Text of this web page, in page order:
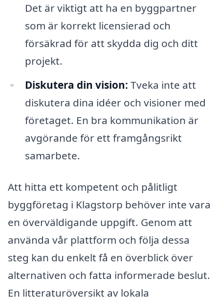
Det är viktigt att ha en byggpartner
som är korrekt licensierad och
försäkrad för att skydda dig och ditt
projekt.
Diskutera din vision: Tveka inte att
diskutera dina idéer och visioner med
företaget. En bra kommunikation är
avgörande för ett framgångsrikt
samarbete.
Att hitta ett kompetent och pålitligt
byggföretag i Klagstorp behöver inte vara
en överväldigande uppgift. Genom att
använda vår plattform och följa dessa
steg kan du enkelt få en överblick över
alternativen och fatta informerade beslut.
En litteraturöversikt av lokala